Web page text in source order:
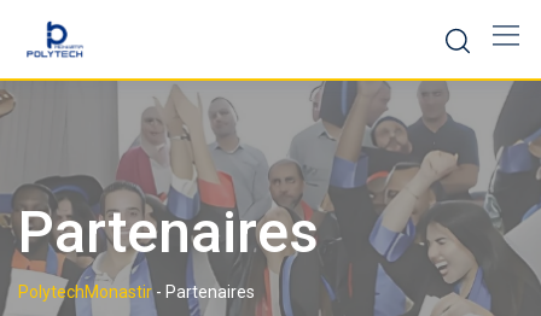
Partenaires
PolytechMonastir- Partenaires